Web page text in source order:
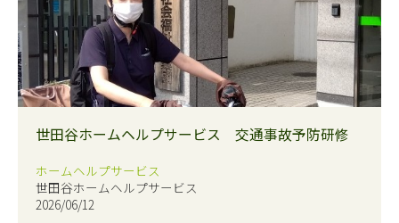
世田谷ホームヘルプサービス 交通事故予防研修
ホームヘルプサービス
世田谷ホームヘルプサービス
2026/06/12